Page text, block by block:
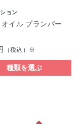
ョン
オイル プランパー
（税込）※
種類を選ぶ